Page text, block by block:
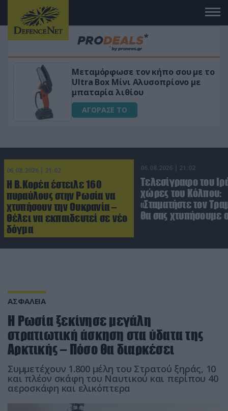
Μεταμόρφωσε τον κήπο σου με το
Ultra Box Μίνι Αλυσοπρίονο με
μπαταρία λιθίου
ΑΓΟΡΑΣΕ ΤΟ
06.08.2026 | 21:02
Η Β.Κορέα έστειλε 160
πυραύλους στην Ρωσία να
χτυπήσουν την Ουκρανία –
Θέλει να εκπαιδευτεί σε νέο
δόγμα
06.08.2026 | 21:02
Τελεσίγραφο του
χώρες του Κόλπου:
«Σταματήστε τον
θα σας χτυπήσουμε
ΑΣΦΑΛΕΙΑ
Η Ρωσία ξεκίνησε μεγάλη
στρατιωτική άσκηση στα ύδατα της
Αρκτικής – Πόσο θα διαρκέσει
Συμμετέχουν 1.800 μέλη του Στρατού ξηράς, 10
και πλέον σκάφη του Ναυτικού και περίπου 40
αεροσκάφη και ελικόπτερα